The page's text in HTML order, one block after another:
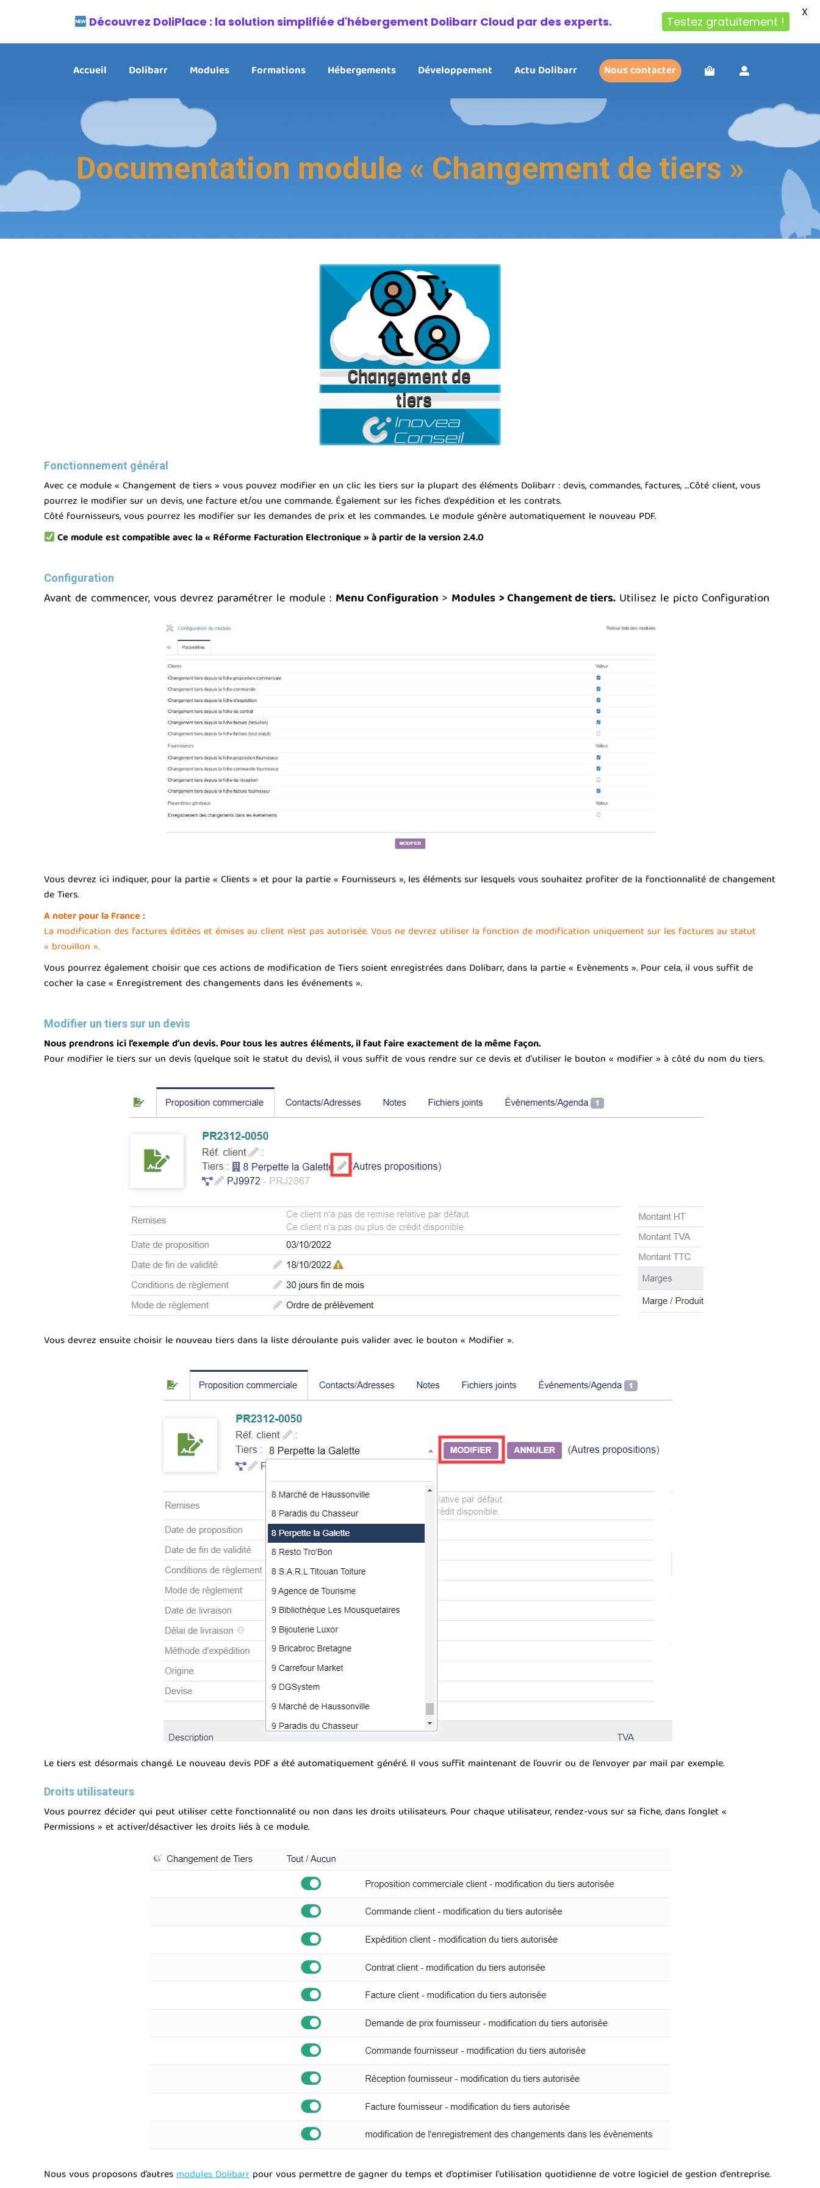
Accueil Dolibarr Modules Formations Hébergements Développement Actu Dolibarr Nous contacter
Documentation module « Changement de tiers »
Fonctionnement général
Avec ce module « Changement de tiers » vous pouvez modifier en un clic les tiers sur la plupart des éléments Dolibarr : devis, commandes, factures, …Côté client, vous
pourrez le modifier sur un devis, une facture et/ou une commande. Également sur les fiches d’expédition et les contrats.
Côté fournisseurs, vous pourrez les modifier sur les demandes de prix et les commandes. Le module génère automatiquement le nouveau PDF.
Ce module est compatible avec la « Réforme Facturation Electronique » à partir de la version 2.4.0
Configuration
Avant de commencer, vous devrez paramétrer le module : Menu Configuration > Modules> Changement de tiers. Utilisez le picto Configuration
Vous devrez ici indiquer, pour la partie « Clients » et pour la partie « Fournisseurs », les éléments sur lesquels vous souhaitez profiter de la fonctionnalité de changement
de Tiers.
A noter pour la France :
La modification des factures éditées et émises au client n’est pas autorisée. Vous ne devrez utiliser la fonction de modification uniquement sur les factures au statut
« brouillon ».
Vous pourrez également choisir que ces actions de modification de Tiers soient enregistrées dans Dolibarr, dans la partie « Evènements ». Pour cela, il vous suffit de
cocher la case « Enregistrement des changements dans les événements ».
Modifier un tiers sur un devis
Nous prendrons ici l’exemple d’un devis. Pour tous les autres éléments, il faut faire exactement de la même façon.
Pour modifier le tiers sur un devis (quelque soit le statut du devis), il vous suffit de vous rendre sur ce devis et d’utiliser le bouton « modifier » à côté du nom du tiers.
Vous devrez ensuite choisir le nouveau tiers dans la liste déroulante puis valider avec le bouton « Modifier ».
Le tiers est désormais changé. Le nouveau devis PDF a été automatiquement généré. Il vous suffit maintenant de l’ouvrir ou de l’envoyer par mail par exemple.
Droits utilisateurs
Vous pourrez décider qui peut utiliser cette fonctionnalité ou non dans les droits utilisateurs. Pour chaque utilisateur, rendez-vous sur sa fiche, dans l’onglet «
Permissions » et activer/désactiver les droits liés à ce module.
Nous vous proposons d’autresmodules Dolibarr pour vous permettre de gagner du temps et d’optimiser l’utilisation quotidienne de votre logiciel de gestion d’entreprise.
Découvrez DoliPlace : la solution simplifiée d'hébergement Dolibarr Cloud par des experts. Testez gratuitement !
X